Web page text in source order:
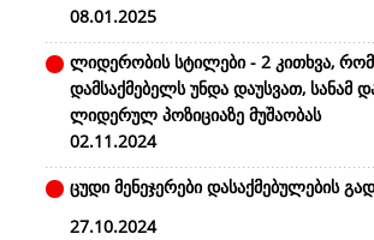
08.01.2025
ლიდერობის სტილები - 2 კითხვა,
დამსაქმებელს უნდა დაუსვათ, სანამ
ლიდერულ პოზიციაზე მუშაობას
02.11.2024
ცუდი მენეჯერები დასაქმებულების
27.10.2024